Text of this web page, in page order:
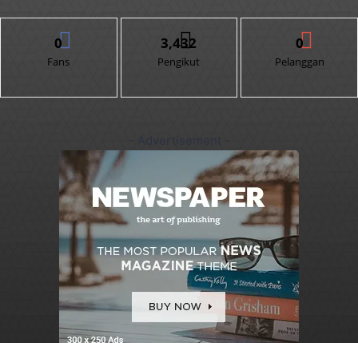
0
Fans
3,432
Pengikut
0
Pelanggan